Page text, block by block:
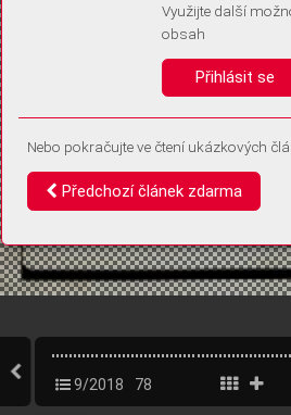
Vaše souhlasy a odmítnutí si ukládáme do
vás už příště znovu neptali. Můžete je
9/2018 78
Využijte další
obsah
Přihlásit se
Nebo pokračujte ve čtení ukázkových
Předchozí článek zdarma